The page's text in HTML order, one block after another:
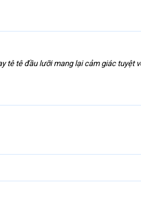
tê đầu lưỡi mang lại cảm giác